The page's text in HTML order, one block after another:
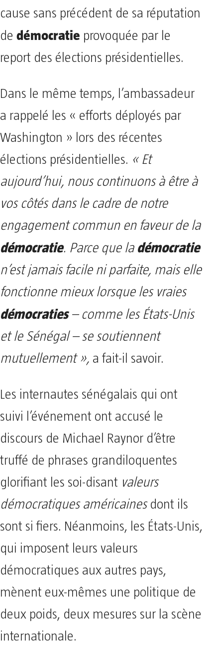
cause sans précédent de sa réputation
de démocratie provoquée par le
report des élections présidentielles.
Dans le même temps, l’ambassadeur
a rappelé les « efforts déployés par
Washington » lors des récentes
élections présidentielles. « Et
aujourd’hui, nous continuons à être à
vos côtés dans le cadre de notre
engagement commun en faveur de la
démocratie. Parce que la démocratie
n’est jamais facile ni parfaite, mais elle
fonctionne mieux lorsque les vraies
démocraties– comme les États-Unis
et le Sénégal – se soutiennent
mutuellement », a fait-il savoir.
Les internautes sénégalais qui ont
suivi l’événement ont accusé le
discours de Michael Raynor d’être
truffé de phrases grandiloquentes
glorifiant les soi-disant valeurs
démocratiques américainesdont ils
sont si fiers. Néanmoins, les États-Unis,
qui imposent leurs valeurs
démocratiques aux autres pays,
mènent eux-mêmes une politique de
deux poids, deux mesures sur la scène
internationale.